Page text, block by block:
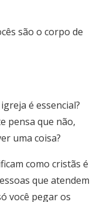
são o corpo de
é essencial?
pensa que não,
uma coisa?
como cristãs é
que atendem
você pegar os